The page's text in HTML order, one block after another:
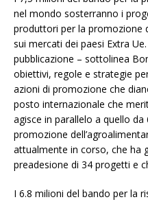
nel mondo sosterranno i
produttori per la promozione
sui mercati dei paesi Extra
pubblicazione – sottolinea
obiettivi, regole e strategie
azioni di promozione che
posto internazionale che
agisce in parallelo a quello
promozione
attualmente in corso, che ha
preadesione di 34 progetti e
I 6.8 milioni del bando per la